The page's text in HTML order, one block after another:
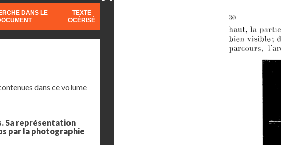
DANS LE
TEXTE
OCÉRISÉ
dans ce volume
Sa représentation
par la photographie